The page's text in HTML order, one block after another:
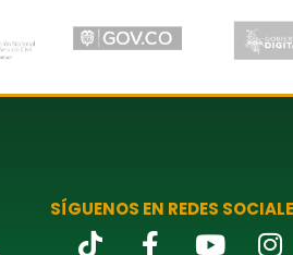
SÍGUENOS EN REDES